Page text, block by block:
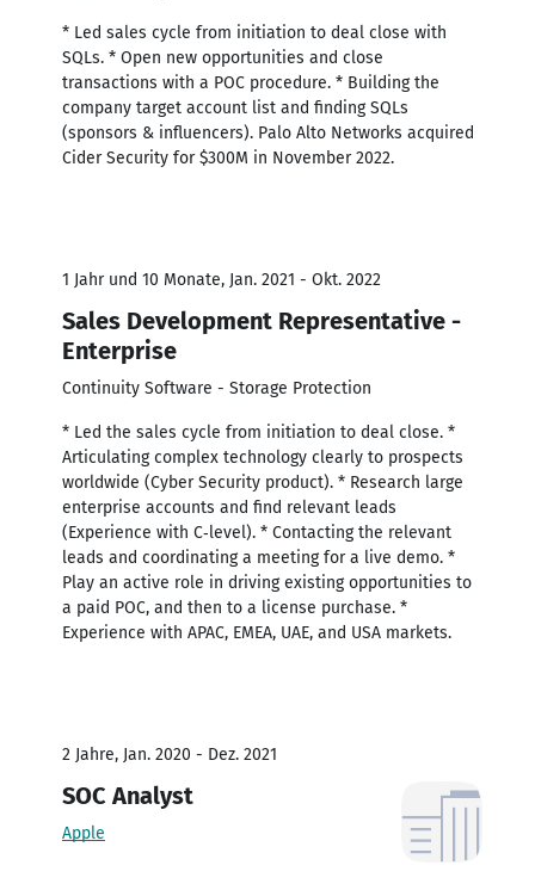
* Led sales cycle from initiation to deal close with
SQLs. * Open new opportunities and close
transactions with a POC procedure. * Building the
company target account list and finding SQLs
(sponsors & influencers). Palo Alto Networks acquired
Cider Security for $300M in November 2022.
1 Jahr und 10 Monate, Jan. 2021 - Okt. 2022
Sales Development Representative -
Enterprise
Continuity Software - Storage Protection
* Led the sales cycle from initiation to deal close. *
Articulating complex technology clearly to prospects
worldwide (Cyber Security product). * Research large
enterprise accounts and find relevant leads
(Experience with C‐level). * Contacting the relevant
leads and coordinating a meeting for a live demo. *
Play an active role in driving existing opportunities to
a paid POC, and then to a license purchase. *
Experience with APAC, EMEA, UAE, and USA markets.
2 Jahre, Jan. 2020 - Dez. 2021
SOC Analyst
Apple